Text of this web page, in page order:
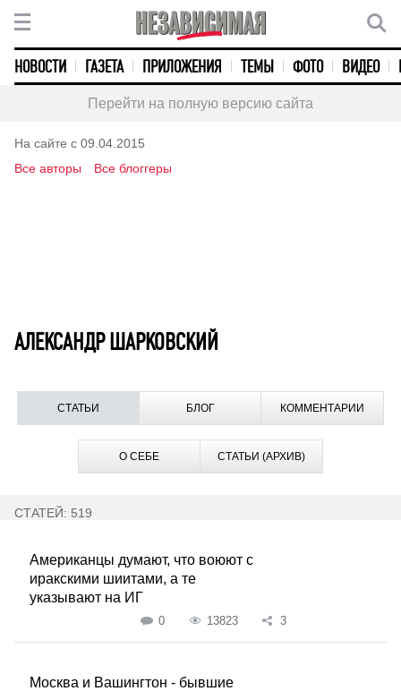
НОВОСТИ ГАЗЕТА ПРИЛОЖЕНИЯ ТЕМЫ ФОТО ВИДЕО
Перейти на полную версию сайта
На сайте с 09.04.2015
Все авторы
Все блоггеры
АЛЕКСАНДР ШАРКОВСКИЙ
СТАТЬИ БЛОГ КОММЕНТАРИИ
О СЕБЕ СТАТЬИ (АРХИВ)
СТАТЕЙ: 519
Американцы думают, что воюют с
иракскими шиитами, а те
указывают на ИГ
0 13823 3
Москва и Вашингтон - бывшие